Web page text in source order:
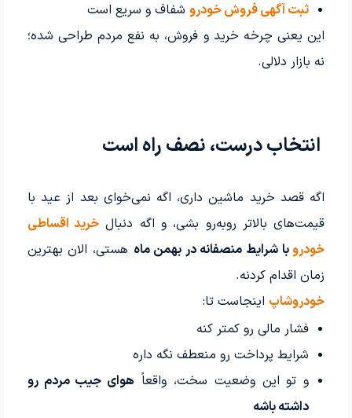
ثبت آگهی فروش خودروشفاف و سریع است
این یعنی چرخه خرید و فروش، به نفع مردم طراحی شده؛
نه بازار دلالی.
انتخاب درست، نصف راه است
اگه قصد خرید ماشین داری، اگه نمی‌خوای بعد از عید با
قیمت‌های بالاتر روبه‌رو بشی، و اگه دنبال خرید اقساطی
خودروبا شرایط منصفانه در بهمن ماه هستی، الان بهترین
زمان اقدام کردنه.
خودروشاپ اینجاست تا:
فشار مالی رو کمتر کنه
شرایط پرداخت رو منعطف نگه داره
و تو این وضعیت سخت، واقعاً هوای جیب مردم رو
داشته باشه